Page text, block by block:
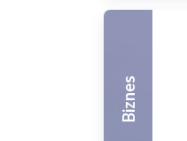
Biznes